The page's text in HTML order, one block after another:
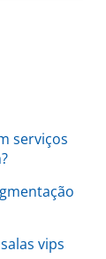
serviços
vips